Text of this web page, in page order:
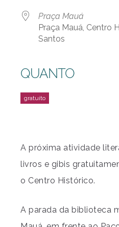
Praça Mauá
Praça Mauá, Centro
Santos
QUANTO
A próxima atividade
livros e gibis
o Centro Histórico.
A parada da biblioteca